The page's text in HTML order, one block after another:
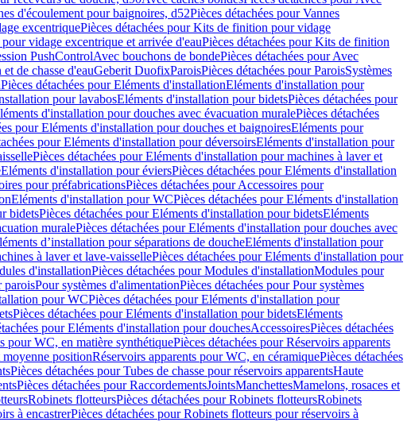
d'écoulement pour baignoires, d52Pièces détachées pour Vannes
excentriquePièces détachées pour Kits de finition pour vidage
vidage excentrique et arrivée d'eauPièces détachées pour Kits de finition
PushControlAvec bouchons de bondePièces détachées pour Avec
de chasse d'eauGeberit DuofixParoisPièces détachées pour ParoisSystèmes
Pièces détachées pour Eléments d'installationEléments d'installation pour
pour lavabosEléments d'installation pour bidetsPièces détachées pour
d'installation pour douches avec évacuation muralePièces détachées
pour Eléments d'installation pour douches et baignoiresEléments pour
pour Eléments d'installation pour déversoirsEléments d'installation pour
Pièces détachées pour Eléments d'installation pour machines à laver et
Eléments d'installation pour éviersPièces détachées pour Eléments d'installation
pour préfabricationsPièces détachées pour Accessoires pour
Eléments d'installation pour WCPièces détachées pour Eléments d'installation
bidetsPièces détachées pour Eléments d'installation pour bidetsEléments
muralePièces détachées pour Eléments d'installation pour douches avec
d’installation pour séparations de doucheEléments d'installation pour
à laver et lave-vaissellePièces détachées pour Eléments d'installation pour
d'installationPièces détachées pour Modules d'installationModules pour
paroisPour systèmes d'alimentationPièces détachées pour Pour systèmes
pour WCPièces détachées pour Eléments d'installation pour
Pièces détachées pour Eléments d'installation pour bidetsEléments
pour Eléments d'installation pour douchesAccessoiresPièces détachées
pour WC, en matière synthétiquePièces détachées pour Réservoirs apparents
moyenne positionRéservoirs apparents pour WC, en céramiquePièces détachées
Pièces détachées pour Tubes de chasse pour réservoirs apparentsHaute
Pièces détachées pour RaccordementsJointsManchettesMamelons, rosaces et
Robinets flotteursPièces détachées pour Robinets flotteursRobinets
à encastrerPièces détachées pour Robinets flotteurs pour réservoirs à